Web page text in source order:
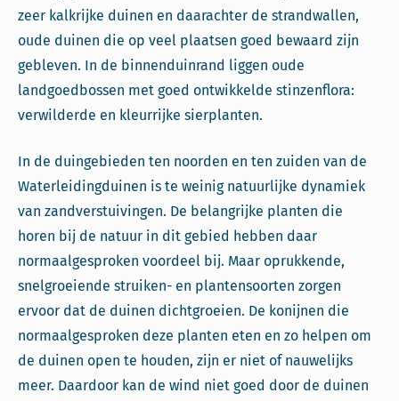
zeer kalkrijke duinen en daarachter de strandwallen,
oude duinen die op veel plaatsen goed bewaard zijn
gebleven. In de binnenduinrand liggen oude
landgoedbossen met goed ontwikkelde stinzenflora:
verwilderde en kleurrijke sierplanten.
In de duingebieden ten noorden en ten zuiden van de
Waterleidingduinen is te weinig natuurlijke dynamiek
van zandverstuivingen. De belangrijke planten die
horen bij de natuur in dit gebied hebben daar
normaalgesproken voordeel bij. Maar oprukkende,
snelgroeiende struiken- en plantensoorten zorgen
ervoor dat de duinen dichtgroeien. De konijnen die
normaalgesproken deze planten eten en zo helpen om
de duinen open te houden, zijn er niet of nauwelijks
meer. Daardoor kan de wind niet goed door de duinen